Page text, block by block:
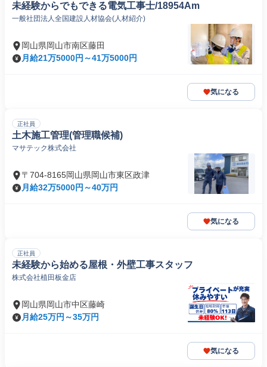
未経験からでもできる電気工事士/18954Am
一般社団法人全国建設人材協会(人材紹介)
岡山県岡山市南区藤田
月給21万5000円～41万5000円
気になる
正社員
土木施工管理(管理職候補)
マサテック株式会社
〒704-8165岡山県岡山市東区政津
月給32万5000円～40万円
気になる
正社員
未経験から始める屋根・外壁工事スタッフ
株式会社植田板金店
岡山県岡山市中区藤崎
月給25万円～35万円
気になる